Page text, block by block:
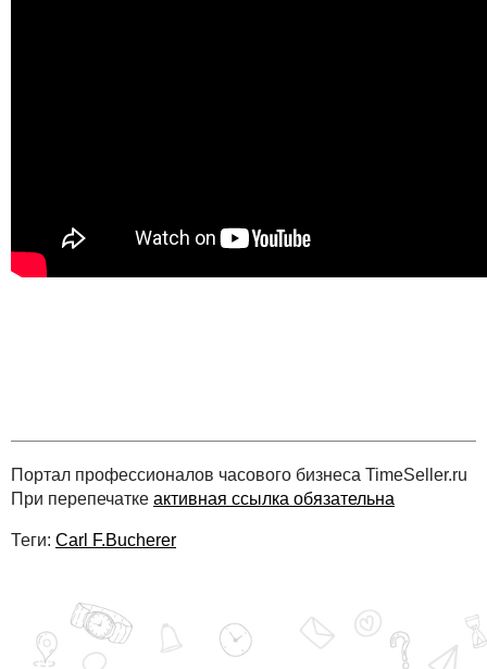
Портал профессионалов часового бизнеса TimeSeller.ru
При перепечатке активная ссылка обязательна
Теги: Carl F.Bucherer